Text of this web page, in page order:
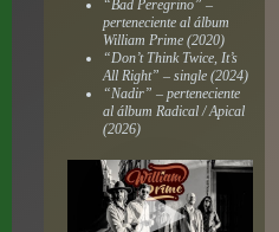
“Bad Peregrino” –
perteneciente al álbum
William Prime(2020)
“Don’t Think Twice, It’s
All Right” – single (2024)
“Nadir” – perteneciente
al álbum Radical / Apical
(2026)